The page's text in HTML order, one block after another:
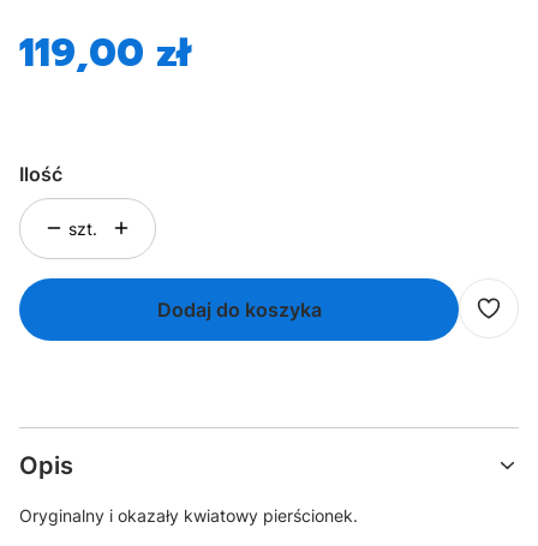
Cena
119,00 zł
Ilość
szt.
Dodaj do koszyka
Opis
Oryginalny i okazały kwiatowy pierścionek.